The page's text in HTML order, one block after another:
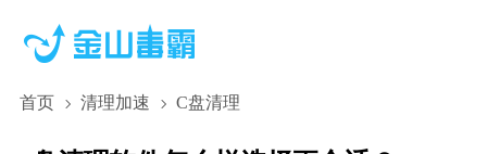
首页 清理加速 C盘清理